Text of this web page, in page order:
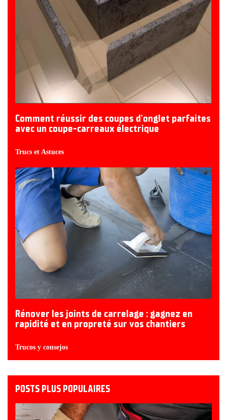
Comment réussir des coupes d'onglet parfaites
avec un coupe-carreaux électrique
Trucs et Astuces
Rénover les joints de carrelage : gagnez en
rapidité et en propreté sur vos chantiers
Trucos y consejos
POSTS PLUS POPULAIRES